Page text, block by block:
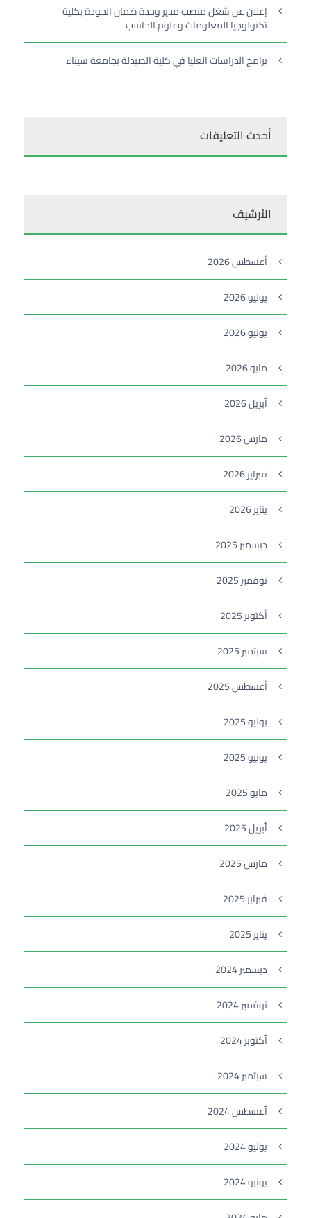
إعلان عن شغل منصب مدير وحدة ضمان الجودة بكلية
تكنولوجيا المعلومات وعلوم الحاسب
برامج الدراسات العليا في كلية الصيدلة بجامعة سيناء
أحدث التعليقات
الأرشيف
أغسطس 2026
يوليو 2026
يونيو 2026
مايو 2026
أبريل 2026
مارس 2026
فبراير 2026
يناير 2026
ديسمبر 2025
نوفمبر 2025
أكتوبر 2025
سبتمبر 2025
أغسطس 2025
يوليو 2025
يونيو 2025
مايو 2025
أبريل 2025
مارس 2025
فبراير 2025
يناير 2025
ديسمبر 2024
نوفمبر 2024
أكتوبر 2024
سبتمبر 2024
أغسطس 2024
يوليو 2024
يونيو 2024